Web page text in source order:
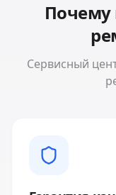
Почему
Сервисный